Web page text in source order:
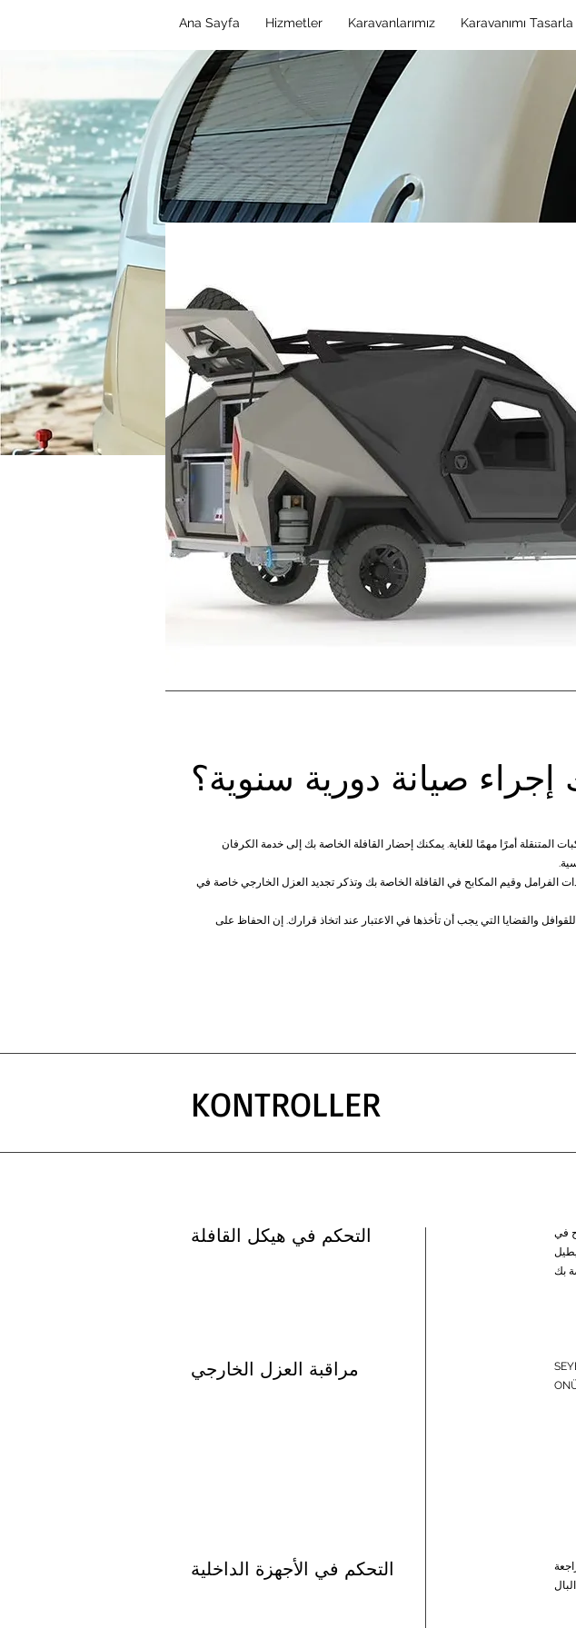
Ana Sayfa Hizmetler Karavanlarımız Karavanımı Tasarla
صيانة دورية سنوية؟
المتنقلة أمرًا مهمًا للغاية. يمكنك إحضار القافلة الخاصة بك إلى خدمة الكرفان
الفرامل وقيم المكابح في القافلة الخاصة بك وتذكر تجديد العزل الخارجي خاصة في
والقضايا التي يجب أن تأخذها في الاعتبار عند اتخاذ قرارك. إن الحفاظ على
KONTROLLER
التحكم في هيكل القافلة
مراقبة العزل الخارجي
التحكم في الأجهزة الداخلية
في